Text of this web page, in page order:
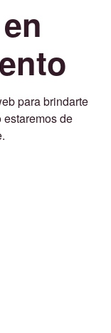
para brindarte
de